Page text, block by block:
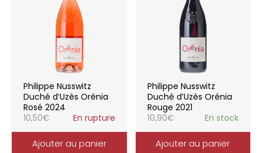
Philippe Nusswitz
Duché d’Uzès Orénia
Rosé 2024
10,50€ En rupture
Ajouter au panier
Philippe Nusswitz
Duché d’Uzès Orénia
Rouge 2021
10,90€ En stock
Ajouter au panier